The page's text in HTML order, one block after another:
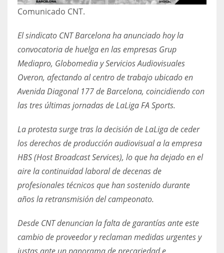
Comunicado CNT.
El sindicato CNT Barcelona ha anunciado hoy la
convocatoria de huelga en las empresas Grup
Mediapro, Globomedia y Servicios Audiovisuales
Overon, afectando al centro de trabajo ubicado en
Avenida Diagonal 177 de Barcelona, coincidiendo con
las tres últimas jornadas de LaLiga FA Sports.
La protesta surge tras la decisión de LaLiga de ceder
los derechos de producción audiovisual a la empresa
HBS (Host Broadcast Services), lo que ha dejado en el
aire la continuidad laboral de decenas de
profesionales técnicos que han sostenido durante
años la retransmisión del campeonato.
Desde CNT denuncian la falta de garantías ante este
cambio de proveedor y reclaman medidas urgentes y
justas ante un panorama de precariedad e